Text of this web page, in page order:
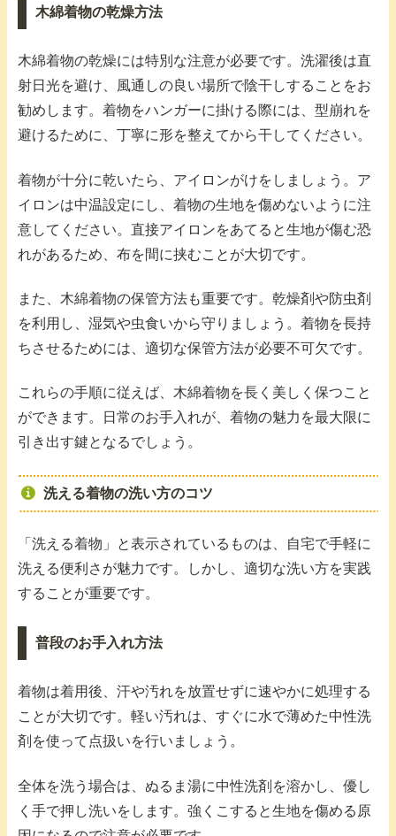
木綿着物の乾燥方法
木綿着物の乾燥には特別な注意が必要です。洗濯後は直
射日光を避け、風通しの良い場所で陰干しすることをお
勧めします。着物をハンガーに掛ける際には、型崩れを
避けるために、丁寧に形を整えてから干してください。
着物が十分に乾いたら、アイロンがけをしましょう。ア
イロンは中温設定にし、着物の生地を傷めないように注
意してください。直接アイロンをあてると生地が傷む恐
れがあるため、布を間に挟むことが大切です。
また、木綿着物の保管方法も重要です。乾燥剤や防虫剤
を利用し、湿気や虫食いから守りましょう。着物を長持
ちさせるためには、適切な保管方法が必要不可欠です。
これらの手順に従えば、木綿着物を長く美しく保つこと
ができます。日常のお手入れが、着物の魅力を最大限に
引き出す鍵となるでしょう。
洗える着物の洗い方のコツ
「洗える着物」と表示されているものは、自宅で手軽に
洗える便利さが魅力です。しかし、適切な洗い方を実践
することが重要です。
普段のお手入れ方法
着物は着用後、汗や汚れを放置せずに速やかに処理する
ことが大切です。軽い汚れは、すぐに水で薄めた中性洗
剤を使って点扱いを行いましょう。
全体を洗う場合は、ぬるま湯に中性洗剤を溶かし、優し
く手で押し洗いをします。強くこすると生地を傷める原